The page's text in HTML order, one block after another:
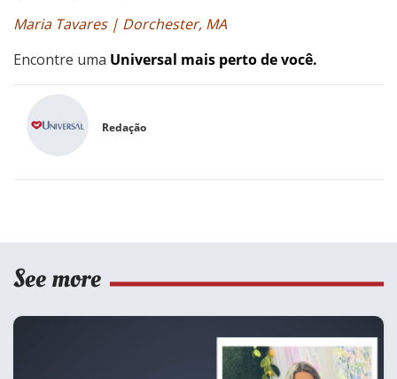
Maria Tavares | Dorchester, MA
Encontre uma Universal mais perto de você.
Redação
See more